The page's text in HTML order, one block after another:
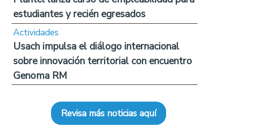
estudiantes y recién egresados
Actividades
Usach impulsa el diálogo internacional
sobre innovación territorial con encuentro
Genoma RM
Revisa más noticias aquí